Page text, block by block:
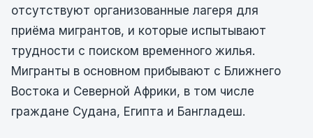
отсутствуют организованные лагеря для
приёма мигрантов, и которые испытывают
трудности с поиском временного жилья.
Мигранты в основном прибывают с Ближнего
Востока и Северной Африки, в том числе
граждане Судана, Египта и Бангладеш.